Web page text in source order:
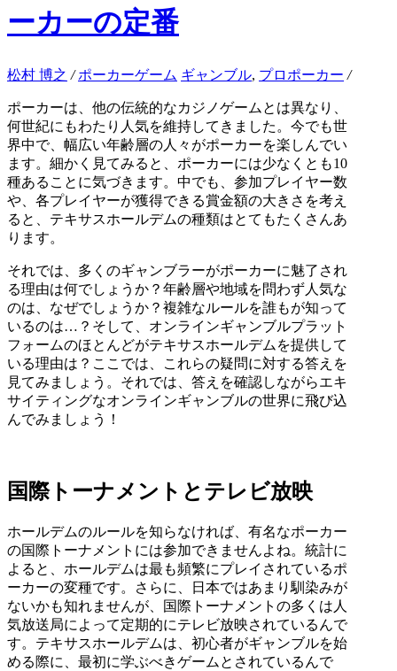
ーカーの定番
松村 博之 / ポーカーゲーム ギャンブル, プロポーカー /
ポーカーは、他の伝統的なカジノゲームとは異なり、
何世紀にもわたり人気を維持してきました。今でも世
界中で、幅広い年齢層の人々がポーカーを楽しんでい
ます。細かく見てみると、ポーカーには少なくとも10
種あることに気づきます。中でも、参加プレイヤー数
や、各プレイヤーが獲得できる賞金額の大きさを考え
ると、テキサスホールデムの種類はとてもたくさんあ
ります。
それでは、多くのギャンブラーがポーカーに魅了され
る理由は何でしょうか？年齢層や地域を問わず人気な
のは、なぜでしょうか？複雑なルールを誰もが知って
いるのは…？そして、オンラインギャンブルプラット
フォームのほとんどがテキサスホールデムを提供して
いる理由は？ここでは、これらの疑問に対する答えを
見てみましょう。それでは、答えを確認しながらエキ
サイティングなオンラインギャンブルの世界に飛び込
んでみましょう！
国際トーナメントとテレビ放映
ホールデムのルールを知らなければ、有名なポーカー
の国際トーナメントには参加できませんよね。統計に
よると、ホールデムは最も頻繁にプレイされているポ
ーカーの変種です。さらに、日本ではあまり馴染みが
ないかも知れませんが、国際トーナメントの多くは人
気放送局によって定期的にテレビ放映されているんで
す。テキサスホールデムは、初心者がギャンブルを始
める際に、最初に学ぶべきゲームとされているんで